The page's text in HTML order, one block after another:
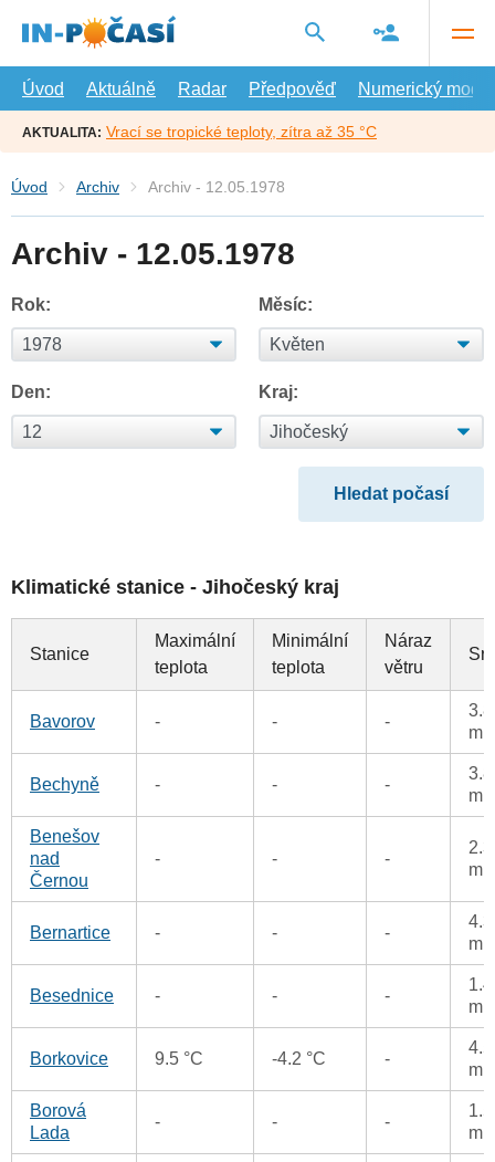
hlavní
Úvod
Aktuálně Radar Předpověď Numerický model
AKTUALITA: Vrací se tropické teploty, zítra až 35 °C
Úvod Archiv Archiv - 12.05.1978
Archiv - 12.05.1978
Rok: Měsíc:
Den: Kraj:
Klimatické stanice - Jihočeský kraj
Stanice
Maximální
teplota
Minimální
teplota
Náraz
větru
Bavorov - - -
3.8
Bechyně - - -
3.8
Benešov
nad
Černou
- - -
2.3
Bernartice - - -
4.3
Besednice - - -
1.4
Borkovice 9.5 °C -4.2 °C -
4.5
Borová
Lada
- - -
1.5